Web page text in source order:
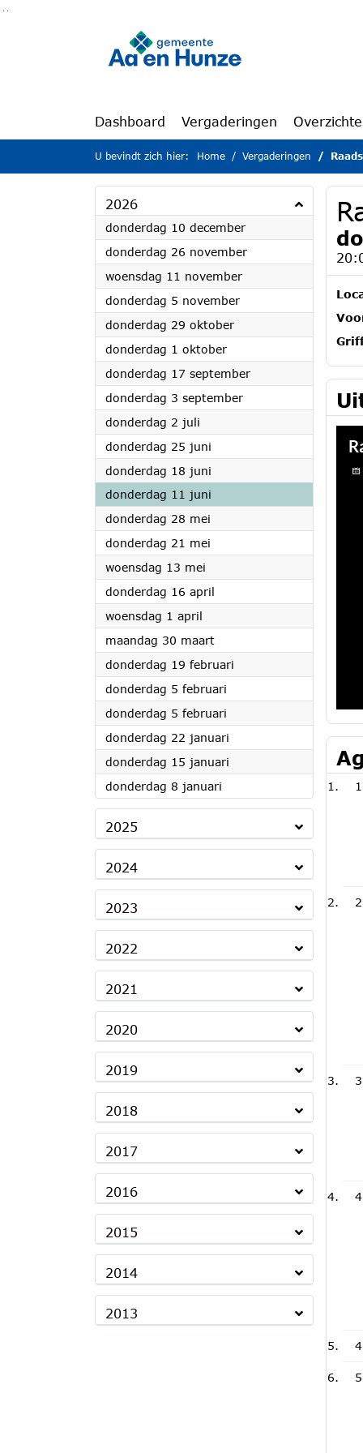
Dashboard Vergaderingen
U bevindt zich hier: Home Vergaderingen
2026
donderdag 10 december2026
donderdag 26 november2026
woensdag 11 november2026
donderdag 5 november2026
donderdag 29 oktober2026
donderdag 1 oktober2026
donderdag 17 september2026
donderdag 3 september2026
donderdag 2 juli
donderdag 25 juni
donderdag 18 juni
donderdag 11 juni
donderdag 28 mei
donderdag 21 mei
woensdag 13 mei
donderdag 16 april
woensdag 1 april
maandag 30 maart2026
donderdag 19 februari
donderdag 5 februari
donderdag 5 februari
donderdag 22 januari
donderdag 15 januari
donderdag 8 januari
2025
2024
2023
2022
2021
2020
2019
2018
2017
2016
2015
2014
2013
1
2
3
4
5